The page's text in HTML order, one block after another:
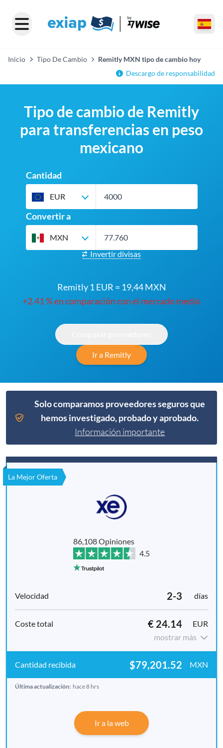
Inicio Tipo De Cambio
Remitly MXN tipo de cambio hoy
Descargo de responsabilidad
Tipo de cambio de Remitly
para transferencias en peso
mexicano
Cantidad
EUR
Convertir a
MXN
Invertir divisas
Remitly 1 EUR = 19,44 MXN
+2.41 % en comparación con el mercado medio
Ir a Remitly
Solo comparamos proveedores seguros que
hemos investigado, probado y aprobado.
Información importante
La Mejor Oferta
86,108 Opiniones
4.5
2-3 días
€ 24.14
EUR
mostrar más
$79,201.52 MXN
Última actualización: hace 8 hrs
Ir a la web